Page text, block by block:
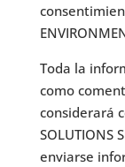
Toda la
como
considerará
SOLUTIONS
enviarse